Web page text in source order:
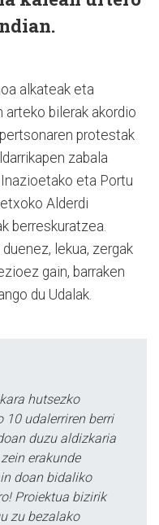
alkateak eta
bilerak akordio
protestak
zabala
eta Portu
Alderdi
berreskuratzea.
lekua, zergak
gain, barraken
du Udalak.
hutsezko
10 udalerriren berri
duzu aldizkaria
erakunde
doan bidaliko
Proiektua bizirik
zu bezalako